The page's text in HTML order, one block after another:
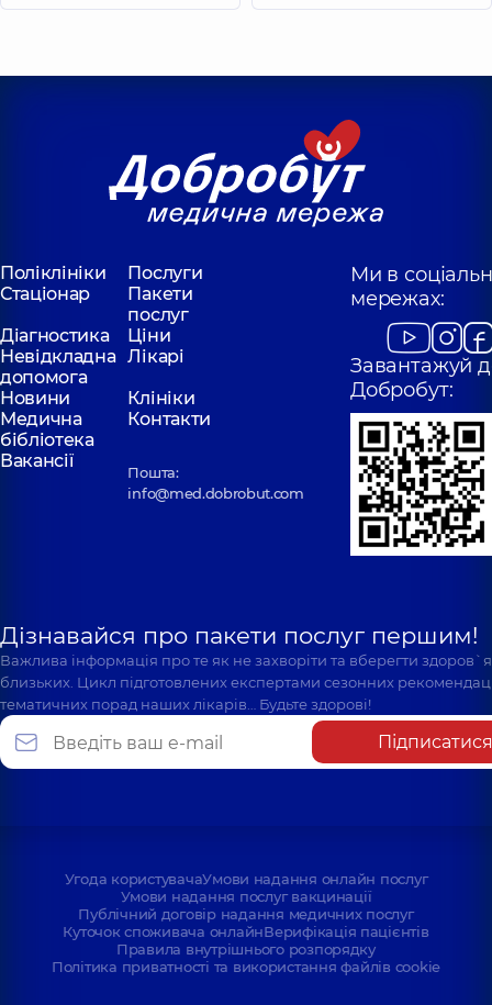
Поліклініки
Послуги
Стаціонар
Пакети
послуг
Діагностика
Ціни
Невідкладна
допомога
Лікарі
Новини
Клініки
Медична
бібліотека
Контакти
Вакансії
Пошта:
info@med.dobrobut.com
Ми в
мережах:
Завантажуй
Добробут:
Дізнавайся про пакети послуг першим!
Важлива інформація про те як не захворіти та вберегти
близьких. Цикл підготовлених експертами сезонних
тематичних порад наших лікарів… Будьте здорові!
Підписатися
Угода користувачаУмови надання онлайн послуг
Умови надання послуг вакцинації
Публічний договір надання медичних послуг
Куточок споживача онлайнВерифікація пацієнтів
Правила внутрішнього розпорядку
Політика приватності та використання файлів cookie